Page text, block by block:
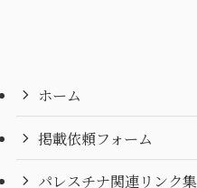
ホーム
掲載依頼フォーム
パレスチナ関連リンク集